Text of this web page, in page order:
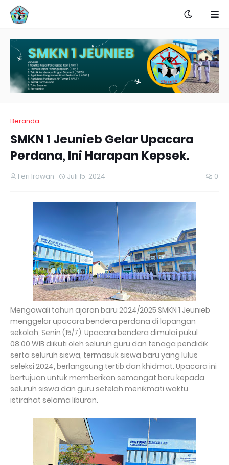
Beranda
SMKN 1 Jeunieb Gelar Upacara
Perdana, Ini Harapan Kepsek.
Feri Irawan Juli 15, 2024 0
Mengawali tahun ajaran baru 2024/2025 SMKN 1 Jeunieb
menggelar upacara bendera perdana di lapangan
sekolah, Senin (15/7). Upacara bendera dimulai pukul
08.00 WIB diikuti oleh seluruh guru dan tenaga pendidik
serta seluruh siswa, termasuk siswa baru yang lulus
seleksi 2024, berlangsung tertib dan khidmat. Upacara ini
bertujuan untuk memberikan semangat baru kepada
seluruh siswa dan guru setelah menikmati waktu
istirahat selama liburan.